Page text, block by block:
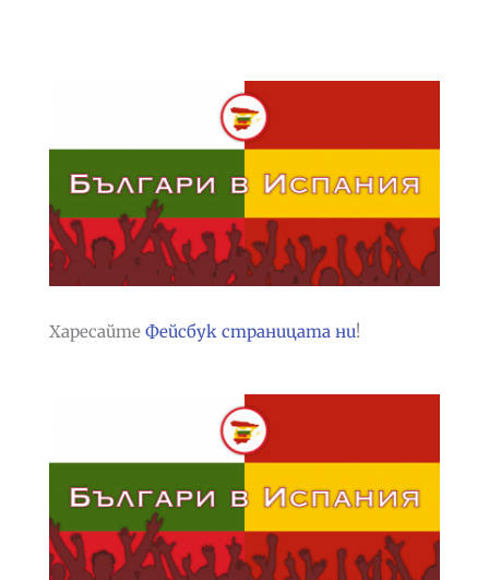
Харесайте Фейсбук страницата ни!